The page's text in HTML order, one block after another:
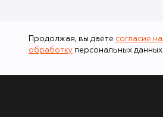
Продолжая, вы даете согласие на
обработку персональных данных